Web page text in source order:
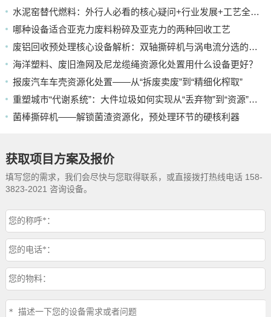
水泥窑替代燃料：外行人必看的核心疑问+行业发展+工艺全解析
哪种设备适合亚克力废料粉碎及亚克力的两种回收工艺
废铝回收预处理核心设备解析：双轴撕碎机与涡电流分选的应用
海洋塑料、废旧渔网及尼龙缆绳资源化处置用什么设备更好？
报废汽车车壳资源化处置——从“拆废卖废”到“精细化榨取”
重塑城市“代谢系统”：大件垃圾如何实现从“丢弃物”到“资源”的蜕变
菌棒撕碎机——解锁菌渣资源化，预处理环节的硬核利器
获取项目方案及报价
填写您的需求，我们会尽快与您取得联系，或直接拨打热线电话 158-
3823-2021 咨询设备。